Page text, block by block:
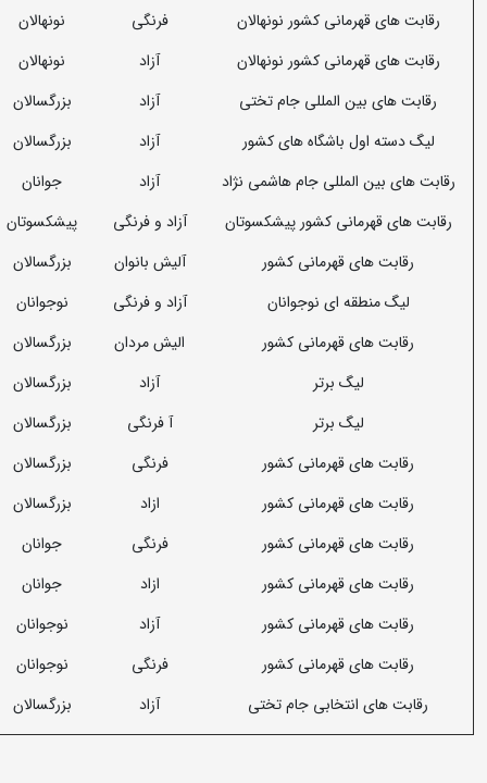
رقابت های قهرمانی کشور نونهالان
فرنگی
نونهالان
رقابت های قهرمانی کشور نونهالان
آزاد
نونهالان
رقابت های بین المللی جام تختی
آزاد
بزرگسالان
لیگ دسته اول باشگاه های کشور
آزاد
بزرگسالان
رقابت های بین المللی جام هاشمی نژاد
آزاد
جوانان
رقابت های قهرمانی کشور پیشکسوتان
آزاد و فرنگی
پیشکسوتان
رقابت های قهرمانی کشور
آلیش بانوان
بزرگسالان
لیگ منطقه ای نوجوانان
آزاد و فرنگی
نوجوانان
رقابت های قهرمانی کشور
الیش مردان
بزرگسالان
لیگ برتر
آزاد
بزرگسالان
لیگ برتر
آ فرنگی
بزرگسالان
رقابت های قهرمانی کشور
فرنگی
بزرگسالان
رقابت های قهرمانی کشور
ازاد
بزرگسالان
رقابت های قهرمانی کشور
فرنگی
جوانان
رقابت های قهرمانی کشور
ازاد
جوانان
رقابت های قهرمانی کشور
آزاد
نوجوانان
رقابت های قهرمانی کشور
فرنگی
نوجوانان
رقابت های انتخابی جام تختی
آزاد بزرگسالان